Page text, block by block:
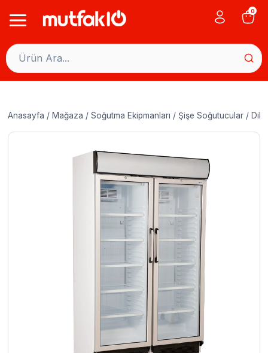
0
Anasayfa / Mağaza / Soğutma Ekipmanları / Şişe Soğutucular /